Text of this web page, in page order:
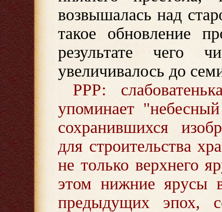
возвышалась над
такое обновление
результате чего
увеличивалось до
РРР:
упоминает
сохранившихся
для строительства
не только верхнего
этом нижние ярусы
предыдущих эпох,